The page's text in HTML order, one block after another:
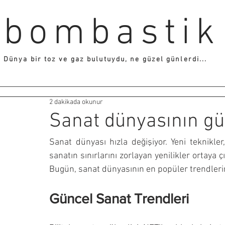
bombastik
Dünya bir toz ve gaz bulutuydu, ne güzel günlerdi...
Sanat dünyasının
2 dakikada okunur
Sanat dünyası hızla değişiyor. Yeni
sanatın sınırlarını zorlayan yenilikler ortaya
Bugün, sanat dünyasının en popüler
Güncel Sanat Trendleri